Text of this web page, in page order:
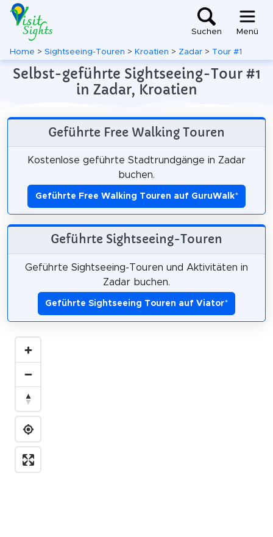
Suchen Menü
Home > Sightseeing-Touren > Kroatien > Zadar > Tour #1
Selbst-geführte Sightseeing-Tour #1
in Zadar, Kroatien
Geführte Free Walking Touren
Kostenlose geführte Stadtrundgänge in Zadar
buchen.
Geführte Free Walking Touren auf GuruWalk*
Geführte Sightseeing-Touren
Geführte Sightseeing-Touren und Aktivitäten in
Zadar buchen.
Geführte Sightseeing Touren auf Viator*